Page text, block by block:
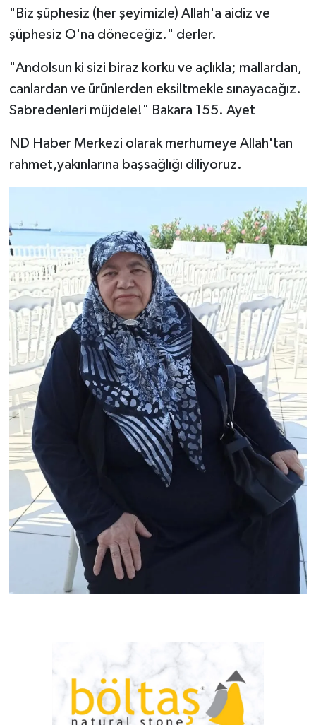
"Biz şüphesiz (her şeyimizle) Allah'a aidiz ve
şüphesiz O'na döneceğiz." derler.
"Andolsun ki sizi biraz korku ve açlıkla; mallardan,
canlardan ve ürünlerden eksiltmekle sınayacağız.
Sabredenleri müjdele!" Bakara 155. Ayet
ND Haber Merkezi olarak merhumeye Allah'tan
rahmet,yakınlarına başsağlığı diliyoruz.